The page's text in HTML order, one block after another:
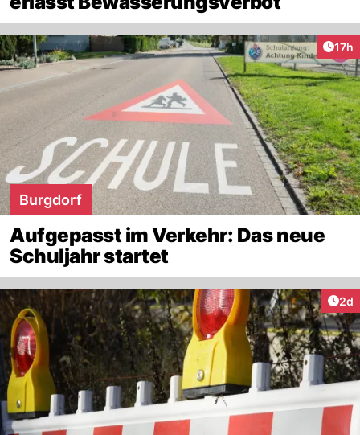
17h
Burgdorf
Aufgepasst im Verkehr: Das neue
Schuljahr startet
2d